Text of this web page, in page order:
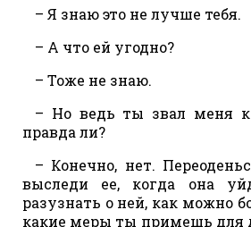
– Я знаю это не лучше тебя.
– А что ей угодно?
– Тоже не знаю.
– Но ведь ты звал меня к
правда ли?
– Конечно, нет.
выследи ее, когда она
разузнать о ней, как можно
какие меры ты примешь для